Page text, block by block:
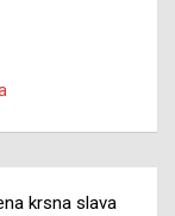
krsna slava